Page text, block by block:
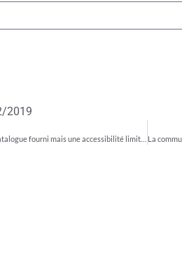
2019